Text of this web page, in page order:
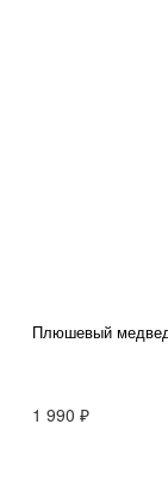
Плюшевый
1 990 ₽